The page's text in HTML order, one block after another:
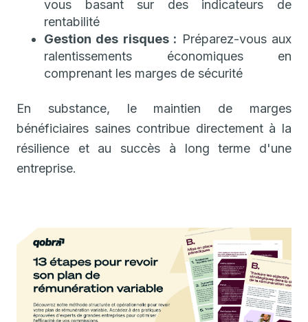
vous basant sur des indicateurs de
rentabilité
Gestion des risques : Préparez-vous aux
ralentissements économiques en
comprenant les marges de sécurité
En substance, le maintien de marges
bénéficiaires saines contribue directement à la
résilience et au succès à long terme d'une
entreprise.